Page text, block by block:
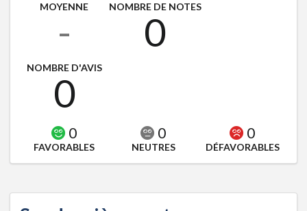
MOYENNE
-
NOMBRE DE NOTES
0
NOMBRE D'AVIS
0
0
FAVORABLES
0
NEUTRES
0
DÉFAVORABLES